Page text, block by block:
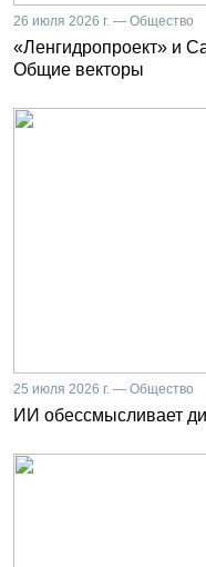
26 июля 2026 г. — Общество
«Ленгидропроект» и
Общие векторы
25 июля 2026 г. — Общество
ИИ обессмысливает